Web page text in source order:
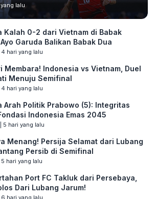
lalu
Kalah 0-2 dari Vietnam di Babak
Garuda Balikan Babak Dua
| 4 hari yang lalu
Membara! Indonesia vs Vietnam, Duel
Menuju Semifinal
| 4 hari yang lalu
Arah Politik Prabowo (5): Integritas
Indonesia Emas 2045
5 hari yang lalu
Menang! Persija Selamat dari Lubang
Persib di Semifinal
| 5 hari yang lalu
Port FC Takluk dari Persebaya,
Dari Lubang Jarum!
| 6 hari yang lalu